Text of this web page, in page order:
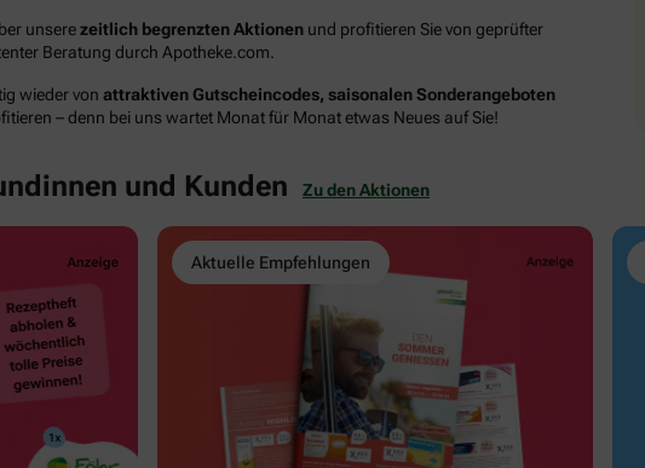
unserezeitlich begrenzten Aktionen und profitieren Sie von geprüfter
Beratung durch Apotheke.com.
wieder von attraktiven Gutscheincodes, saisonalen Sonderangeboten
– denn bei uns wartet Monat für Monat etwas Neues auf Sie!
und Kunden Zu den Aktionen
Aktuelle Empfehlungen